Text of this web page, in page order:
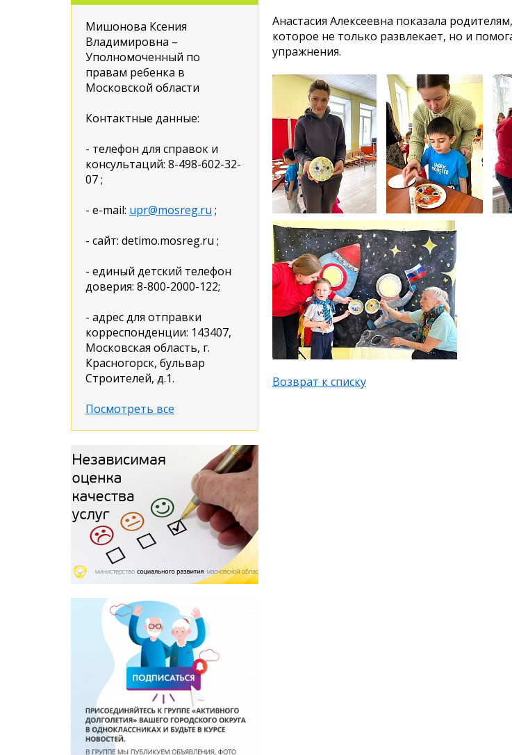
Анастасия Алексеевна показала
которое не только развлекает, но и
упражнения.
Возврат к списку
Мишонова Ксения
Владимировна –
Уполномоченный по
правам ребенка в
Московской области
Контактные данные:
- телефон для справок и
консультаций: 8-498-602-32-
07 ;
- e-mail: upr@mosreg.ru ;
- сайт: detimo.mosreg.ru ;
- единый детский телефон
доверия: 8-800-2000-122;
- адрес для отправки
корреспонденции: 143407,
Московская область, г.
Красногорск, бульвар
Строителей, д.1.
Посмотреть все